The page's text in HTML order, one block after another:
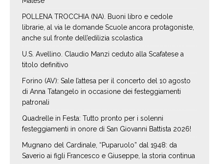
POLLENA TROCCHIA (NA). Buoni libro e cedole
librarie, al via le domande Scuole ancora protagoniste,
anche sul fronte dell’edilizia scolastica
U.S. Avellino. Claudio Manzi ceduto alla Scafatese a
titolo definitivo
Forino (AV): Sale l’attesa per il concerto del 10 agosto
di Anna Tatangelo in occasione dei festeggiamenti
patronali
Quadrelle in Festa: Tutto pronto per i solenni
festeggiamenti in onore di San Giovanni Battista 2026!
Mugnano del Cardinale, “Puparuolo” dal 1948: da
Saverio ai figli Francesco e Giuseppe, la storia continua